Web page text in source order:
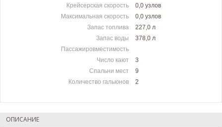
Крейсерская скорость
0,0 узлов
Максимальная скорость
0,0 узлов
Запас топлива
227,0 л
Запас воды
378,0 л
Пассажировместимость
Число кают
3
Спальни мест
9
Количество гальюнов
2
ОПИСАНИЕ